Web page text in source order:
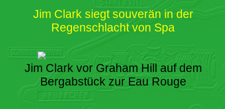
Jim Clark siegt souverän in der
Regenschlacht von Spa
Jim Clark vor Graham Hill auf dem
Bergabstück zur Eau Rouge